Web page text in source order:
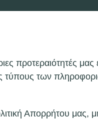
προτεραιότητές μας
τύπους των
Απορρήτου μας,